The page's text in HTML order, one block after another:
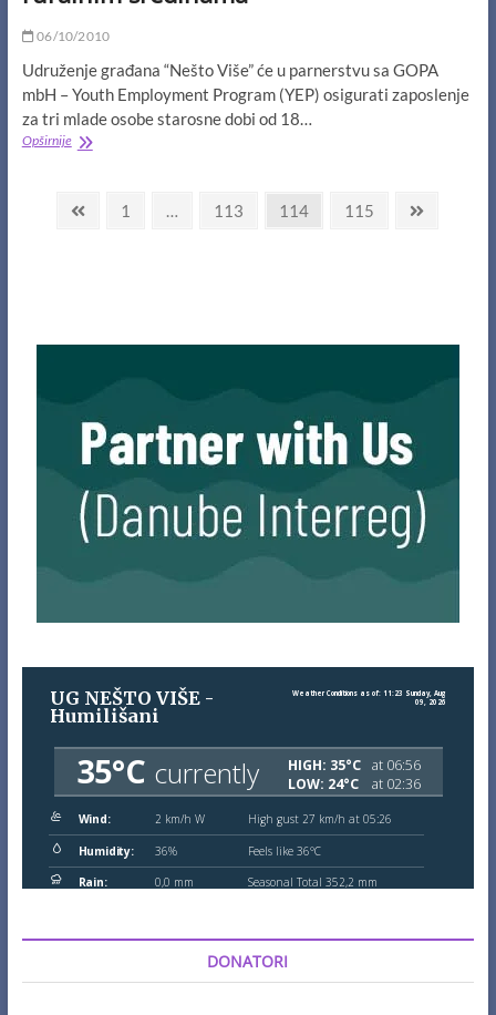
06/10/2010
Udruženje građana “Nešto Više” će u parnerstvu sa GOPA
mbH – Youth Employment Program (YEP) osigurati zaposlenje
za tri mlade osobe starosne dobi od 18…
Opširnije–
mladih
Navigacija
Previous
Page
1 … Page
113 Page
114 Page
115
Next
DONATORI